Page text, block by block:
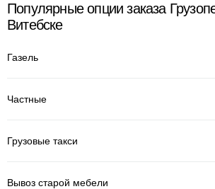
Популярные опции заказа
Витебске
Газель
Частные
Грузовые такси
Вывоз старой мебели